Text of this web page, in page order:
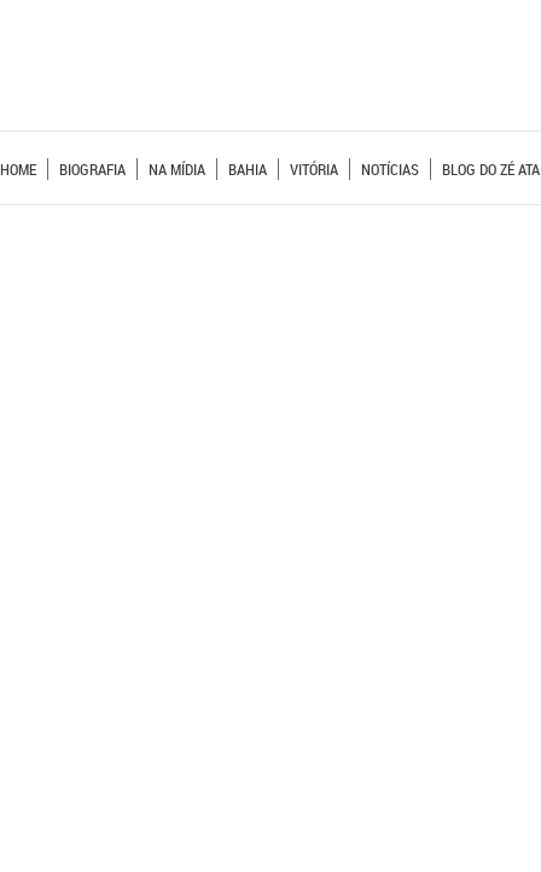
HOME BIOGRAFIA NA MÍDIA BAHIA VITÓRIA NOTÍCIAS BLOG DO ZÉ